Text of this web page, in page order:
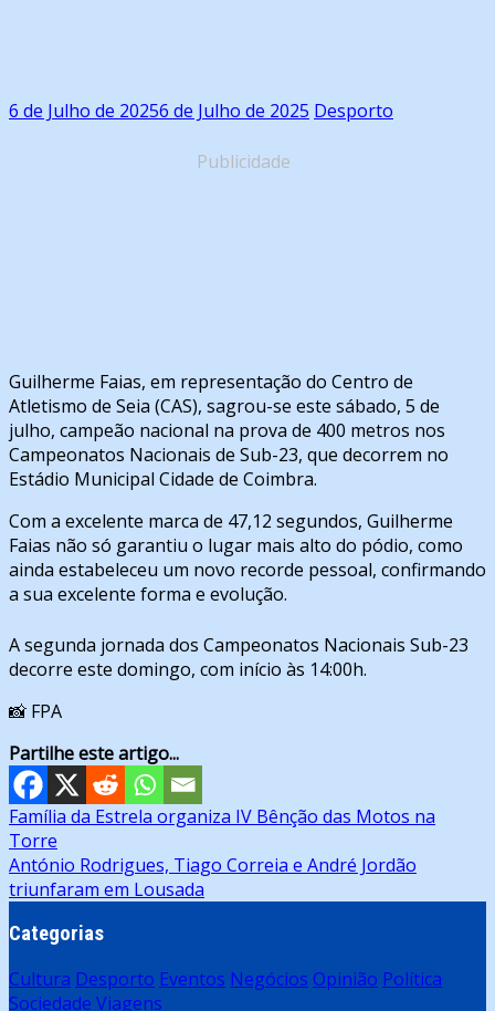
6 de Julho de 20256 de Julho de 2025 Desporto
Publicidade
Guilherme Faias, em representação do Centro de
Atletismo de Seia (CAS), sagrou-se este sábado, 5 de
julho, campeão nacional na prova de 400 metros nos
Campeonatos Nacionais de Sub-23, que decorrem no
Estádio Municipal Cidade de Coimbra.
Com a excelente marca de 47,12 segundos, Guilherme
Faias não só garantiu o lugar mais alto do pódio, como
ainda estabeleceu um novo recorde pessoal, confirmando
a sua excelente forma e evolução.
A segunda jornada dos Campeonatos Nacionais Sub-23
decorre este domingo, com início às 14:00h.
📸 FPA
Partilhe este artigo...
Navegação
de
artigos
Família da Estrela organiza IV Bênção das Motos na
Torre
António Rodrigues, Tiago Correia e André Jordão
triunfaram em Lousada
Categorias
Cultura Desporto Eventos Negócios Opinião Política
Sociedade Viagens